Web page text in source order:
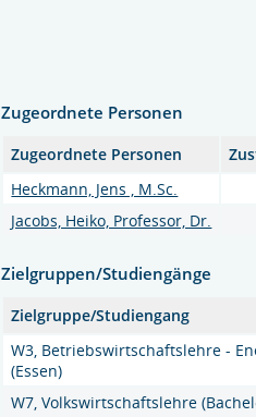
Zugeordnete Personen
Zugeordnete Personen
Heckmann, Jens , M.Sc.
Jacobs, Heiko, Professor, Dr.
Zielgruppen/Studiengänge
Zielgruppe/Studiengang
W3, Betriebswirtschaftslehre -
(Essen)
W7, Volkswirtschaftslehre